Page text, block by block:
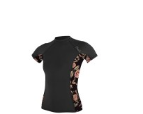
a la lista de deseos